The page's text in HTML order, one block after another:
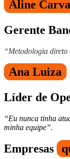
Aline
Gerente
“Metodologia direto
Ana Luiza
Líder de
“Eu nunca tinha
minha equipe”.
Empresas